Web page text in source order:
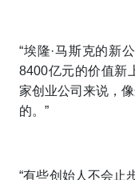
“埃隆·马斯克的新
8400亿元的价值新
家创业公司来说，
的。”
“有些创始人不会止